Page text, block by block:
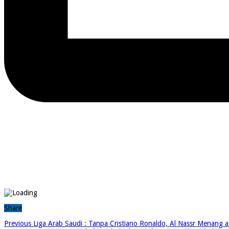
Share
Previous Liga Arab Saudi : Tanpa Cristiano Ronaldo, Al Nassr Menang